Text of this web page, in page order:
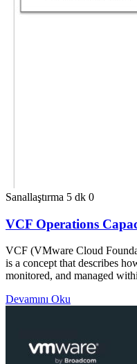
Sanallaştırma 5 dk 0
VCF Operations
VCF (VMware Cloud
is a concept that describes
monitored, and managed
Devamını Oku